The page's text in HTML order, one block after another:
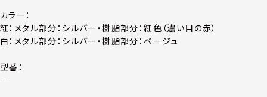
カラー：
紅：メタル部分：シルバー・樹脂部分：紅色（濃い目の赤）
白：メタル部分：シルバー・樹脂部分：ベージュ
型番：
‐